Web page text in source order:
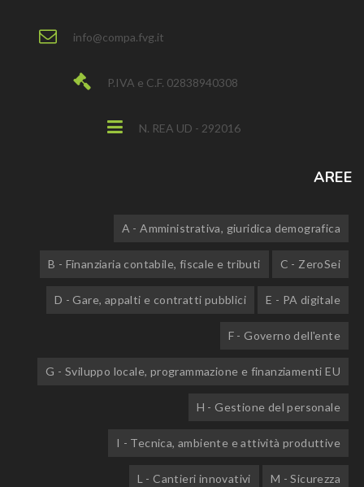
info@compa.fvg.it
P.IVA e C.F. 02838940308
N. REA UD - 292016
AREE
A - Amministrativa, giuridica demografica
B - Finanziaria contabile, fiscale e tributi C - ZeroSei
D - Gare, appalti e contratti pubblici E - PA digitale
F - Governo dell'ente
G - Sviluppo locale, programmazione e finanziamenti EU
H - Gestione del personale
I - Tecnica, ambiente e attività produttive
L - Cantieri innovativi M - Sicurezza